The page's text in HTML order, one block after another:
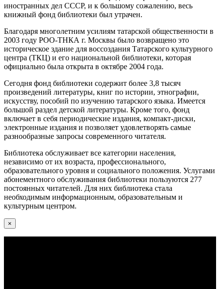
иностранных дел СССР, и к большому сожалению, весь
книжный фонд библиотеки был утрачен.
Благодаря многолетним усилиям татарской общественности в
2003 году РОО-ТНКА г. Москвы было возвращено это
историческое здание для воссоздания Татарского культурного
центра (ТКЦ) и его национальной библиотеки, которая
официально была открыта в октябре 2004 года.
Сегодня фонд библиотеки содержит более 3,8 тысяч
произведений литературы, книг по истории, этнографии,
искусству, пособий по изучению татарского языка. Имеется
большой раздел детской литературы. Кроме того, фонд
включает в себя периодические издания, компакт-диски,
электронные издания и позволяет удовлетворять самые
разнообразные запросы современного читателя.
Библиотека обслуживает все категории населения,
независимо от их возраста, профессионального,
образовательного уровня и социального положения. Услугами
абонементного обслуживания библиотеки пользуются 277
постоянных читателей. Для них библиотека стала
необходимым информационным, образовательным и
культурным центром.
×